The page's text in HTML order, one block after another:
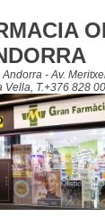
- Av.
Vella, T.+376 828